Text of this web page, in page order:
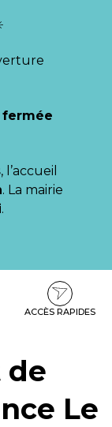
fermée
, l’accueil
. La mairie
.
ACCÈS RAPIDES
de
Le